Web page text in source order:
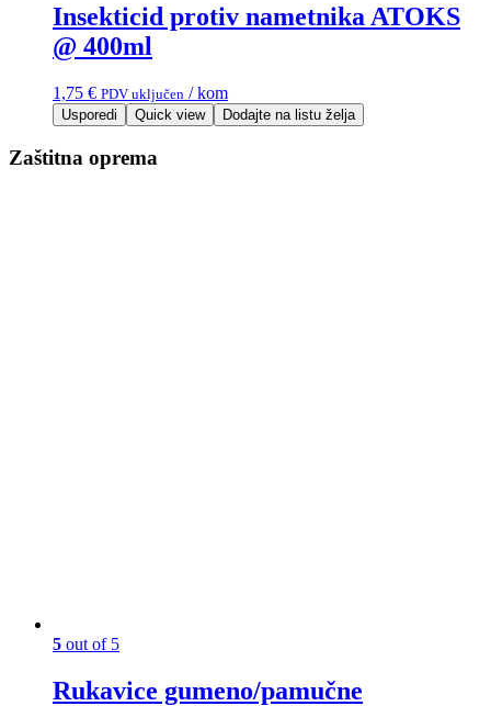
Insekticid protiv nametnika ATOKS
@ 400ml
1,75 € PDV uključen / kom
Usporedi Quick view Dodajte na listu želja
Zaštitna oprema
5 out of 5
Rukavice gumeno/pamučne